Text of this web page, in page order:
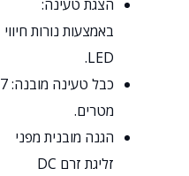
הצגת טעינה:
באמצעות נורות חיווי
LED.
כבל טעינה מובנה: 7
מטרים.
הגנה מובנית מפני
זליגת זרם DC